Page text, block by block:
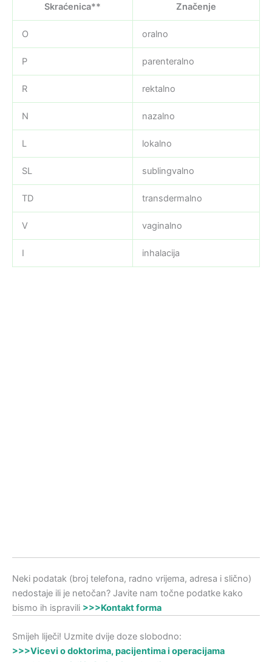
Skraćenica** Značenje
O oralno
P parenteralno
R rektalno
N nazalno
L lokalno
SL sublingvalno
TD transdermalno
V vaginalno
I inhalacija
Neki podatak (broj telefona, radno vrijema, adresa i slično)
nedostaje ili je netočan? Javite nam točne podatke kako
bismo ih ispravili >>>Kontakt forma
Smijeh liječi! Uzmite dvije doze slobodno:
>>>Vicevi o doktorima, pacijentima i operacijama